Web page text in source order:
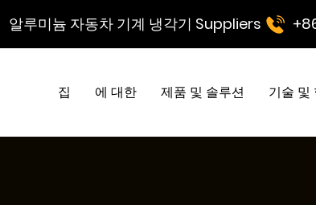
알루미늄 자동차 기계 냉각기 Suppliers
집 에 대한 제품 및 솔루션 기술 및